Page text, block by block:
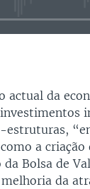
actual da
estruturas,
a criação
Bolsa de
da